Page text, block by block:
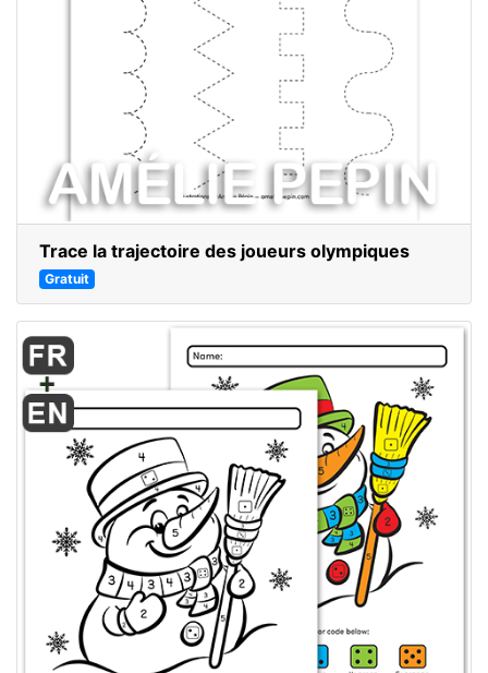
Trace la trajectoire des joueurs olympiques
Gratuit